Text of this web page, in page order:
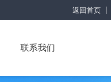
返回首页
联系我们